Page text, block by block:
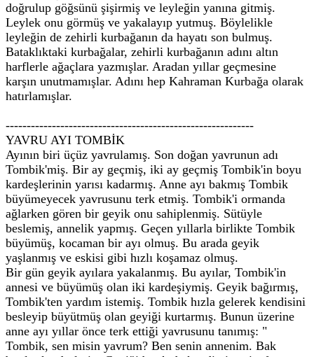
doğrulup göğsünü şişirmiş ve leyleğin yanına gitmiş.
Leylek onu görmüş ve yakalayıp yutmuş. Böylelikle
leyleğin de zehirli kurbağanın da hayatı son bulmuş.
Bataklıktaki kurbağalar, zehirli kurbağanın adını altın
harflerle ağaçlara yazmışlar. Aradan yıllar geçmesine
karşın unutmamışlar. Adını hep Kahraman Kurbağa olarak
hatırlamışlar.
-----------------------------------------------------------
YAVRU AYI TOMBİK
Ayının biri üçüz yavrulamış. Son doğan yavrunun adı
Tombik'miş. Bir ay geçmiş, iki ay geçmiş Tombik'in boyu
kardeşlerinin yarısı kadarmış. Anne ayı bakmış Tombik
büyümeyecek yavrusunu terk etmiş. Tombik'i ormanda
ağlarken gören bir geyik onu sahiplenmiş. Sütüyle
beslemiş, annelik yapmış. Geçen yıllarla birlikte Tombik
büyümüş, kocaman bir ayı olmuş. Bu arada geyik
yaşlanmış ve eskisi gibi hızlı koşamaz olmuş.
Bir gün geyik ayılara yakalanmış. Bu ayılar, Tombik'in
annesi ve büyümüş olan iki kardeşiymiş. Geyik bağırmış,
Tombik'ten yardım istemiş. Tombik hızla gelerek kendisini
besleyip büyütmüş olan geyiği kurtarmış. Bunun üzerine
anne ayı yıllar önce terk ettiği yavrusunu tanımış: "
Tombik, sen misin yavrum? Ben senin annenim. Bak